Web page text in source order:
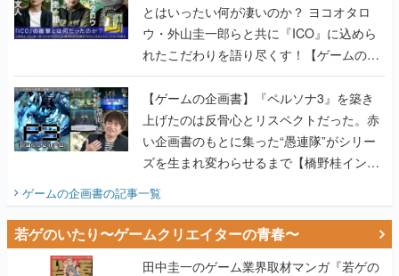
とはいったい何が凄いのか？ ヨコオタロ
ウ・外山圭一郎らと共に『ICO』に込めら
れたこだわりを語り尽くす！【ゲームの企
画書】
【ゲームの企画書】『ペルソナ3』を築き
上げたのは反骨心とリスペクトだった。赤
い企画書のもとに集った“愚連隊”がシリー
ズを生まれ変わらせるまで【橋野桂インタ
ゲームの企画書の記事一覧
若ゲのいたり〜ゲームクリエイターの青春〜
田中圭一のゲーム業界取材マンガ『若ゲの